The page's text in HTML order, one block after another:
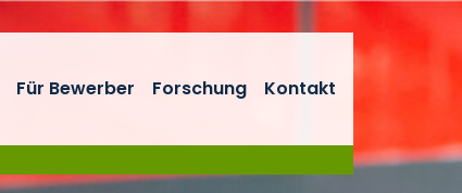
Für Bewerber Forschung Kontakt